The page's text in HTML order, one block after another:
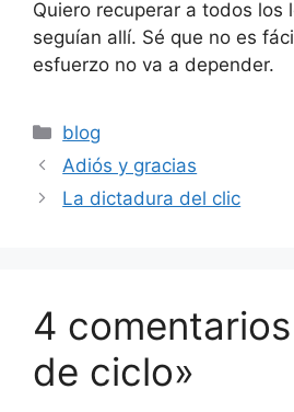
Quiero recuperar a todos los
seguían allí. Sé que no es
esfuerzo no va a depender.
Categorías
blog
Adiós y gracias
La dictadura del clic
4
de ciclo»